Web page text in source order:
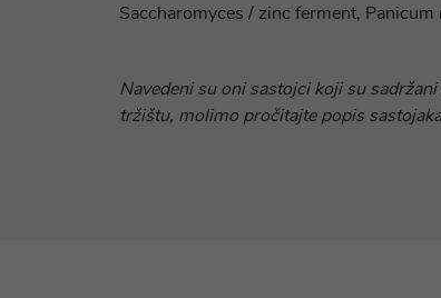
Saccharomyces / zinc ferment,
Navedeni su oni sastojci koji su
tržištu, molimo pročitajte popis